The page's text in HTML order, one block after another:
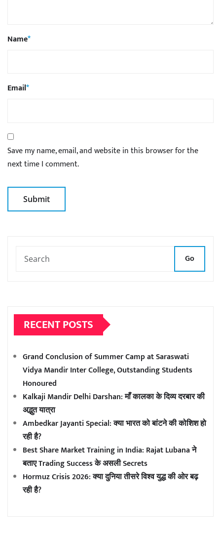
Name*
Email*
Save my name, email, and website in this browser for the
next time I comment.
Go
RECENT POSTS
Grand Conclusion of Summer Camp at Saraswati
Vidya Mandir Inter College, Outstanding Students
Honoured
Kalkaji Mandir Delhi Darshan: माँ कालका के दिव्य दरबार की
अद्भुत यात्रा
Ambedkar Jayanti Special: क्या भारत को बांटने की कोशिश हो
रही है?
Best Share Market Training in India: Rajat Lubana ने
बताए Trading Success के असली Secrets
Hormuz Crisis 2026: क्या दुनिया तीसरे विश्व युद्ध की ओर बढ़
रही है?